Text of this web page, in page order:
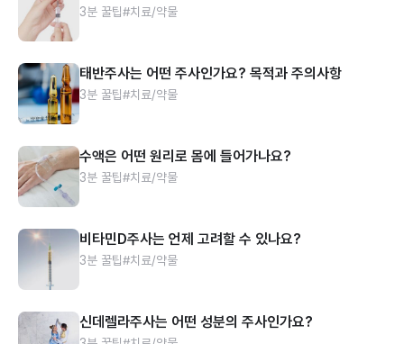
3분 꿀팁#치료/약물
태반주사는 어떤 주사인가요? 목적과 주의사항
3분 꿀팁#치료/약물
수액은 어떤 원리로 몸에 들어가나요?
3분 꿀팁#치료/약물
비타민D주사는 언제 고려할 수 있나요?
3분 꿀팁#치료/약물
신데렐라주사는 어떤 성분의 주사인가요?